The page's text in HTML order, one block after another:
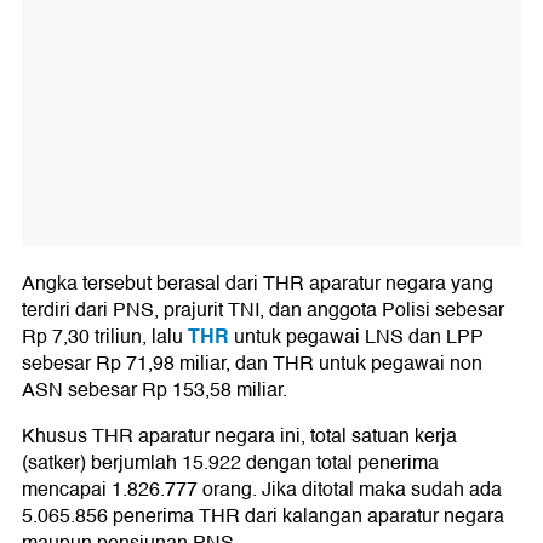
Angka tersebut berasal dari THR aparatur negara yang
terdiri dari PNS, prajurit TNI, dan anggota Polisi sebesar
Rp 7,30 triliun, laluTHR untuk pegawai LNS dan LPP
sebesar Rp 71,98 miliar, dan THR untuk pegawai non
ASN sebesar Rp 153,58 miliar.
Khusus THR aparatur negara ini, total satuan kerja
(satker) berjumlah 15.922 dengan total penerima
mencapai 1.826.777 orang. Jika ditotal maka sudah ada
5.065.856 penerima THR dari kalangan aparatur negara